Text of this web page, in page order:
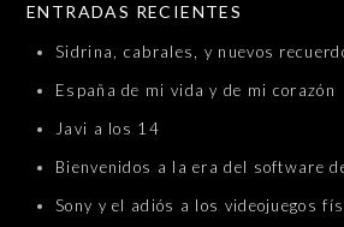
ENTRADAS RECIENTES
Sidrina, cabrales, y nuevos
España de mi vida y de mi corazón
Javi a los 14
Bienvenidos a la era del software
Sony y el adiós a los videojuegos